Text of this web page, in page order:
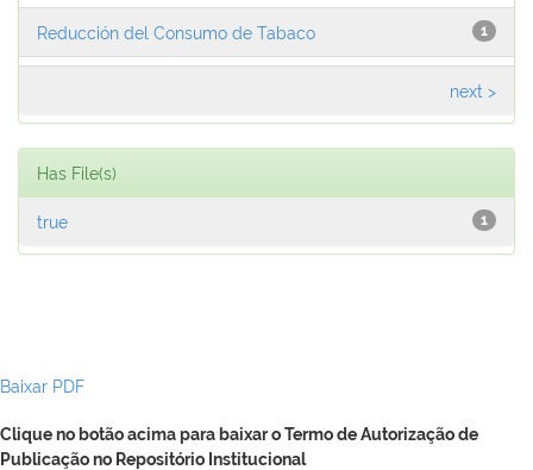
1
Reducción del Consumo de Tabaco
next >
Has File(s)
1
true
Baixar PDF
Clique no botão acima para baixar o Termo de Autorização de
Publicação no Repositório Institucional